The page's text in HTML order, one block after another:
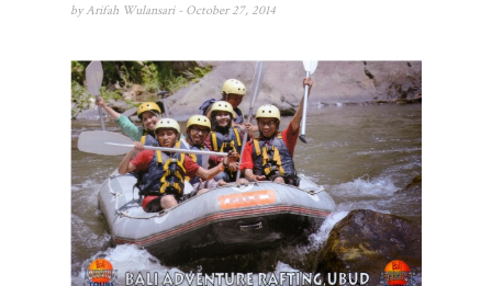
by Arifah Wulansari - October 27, 2014